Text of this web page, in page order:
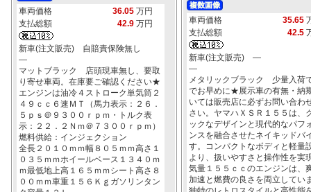
車両価格 36.05 万円
支払総額
42.9 万円
新車(注文販売) 自賠責保険無し
―
マットブラック 店頭現車無し、要取
り寄せ車両。在庫要ご確認ください★
エンジンは油冷４ストローク単気筒２
４９ｃｃ６速ＭＴ（馬力表示：２６．
５ｐｓ＠９３００ｒｐｍ・トルク表
示：２２．２Ｎｍ＠７３００ｒｐｍ）
燃料供給：インジェクション
全長２０１０ｍｍ幅８０５ｍｍ高さ１
０３５ｍｍホイールベース１３４０ｍ
ｍ最低地上高１６５ｍｍシート高さ８
００ｍｍ車重１５６Ｋｇガソリンタン
車両価格 35.65
支払総額
42.5
新車(注文販売) ―
―
メタリックブラック 少量入荷
でお早めに★展示車の有無・納
いては販売店に必ずお問い合わ
さい。ヤマハＸＳＲ１５５は、
ックなデザインと現代的なパフ
ンスを融合させたネイキッドバ
す。コンパクトなボディと軽量
より、扱いやすさと操作性を実
気量１５５ｃｃのエンジンは、
加速と燃費の良さを両立してい